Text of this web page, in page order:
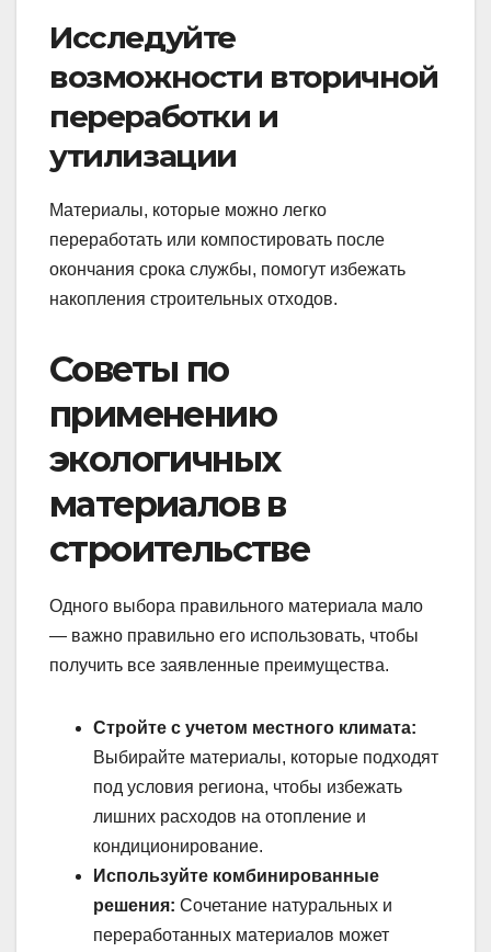
Исследуйте
возможности вторичной
переработки и
утилизации
Материалы, которые можно легко
переработать или компостировать после
окончания срока службы, помогут избежать
накопления строительных отходов.
Советы по
применению
экологичных
материалов в
строительстве
Одного выбора правильного материала мало
— важно правильно его использовать, чтобы
получить все заявленные преимущества.
Стройте с учетом местного климата:
Выбирайте материалы, которые подходят
под условия региона, чтобы избежать
лишних расходов на отопление и
кондиционирование.
Используйте комбинированные
решения: Сочетание натуральных и
переработанных материалов может